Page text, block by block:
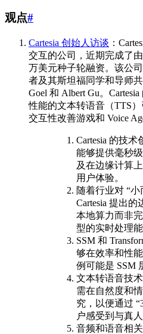
观点#
Cartesia 创始人访谈 ：
交互的公司，近期完成了由
万美元种子轮融资。该公
者及其斯坦福同学和导师
Goel 和 Albert Gu。
性能的文本转语音（TTS
交互性改善游戏和 Voice
Cartesia 的技
能够提供毫秒
及在边缘计算
用户体验。
随着行业对 “小
Cartesia 提出
本地算力而非
型的实时处理
SSM 和
够在效率和性
例可能是 SSM
文本转语音技
需在自然度和
究，以便通过
户感受到与真
音频和语音相